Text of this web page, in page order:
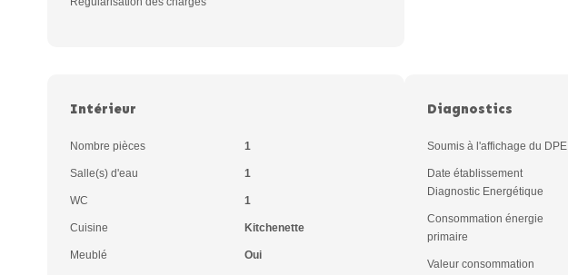
Intérieur
Nombre pièces 1
Salle(s) d'eau 1
WC 1
Cuisine Kitchenette
Meublé Oui
Diagnostics
Soumis à l'affichage du DPE
Date établissement
Diagnostic Energétique
Consommation énergie
primaire
Valeur consommation